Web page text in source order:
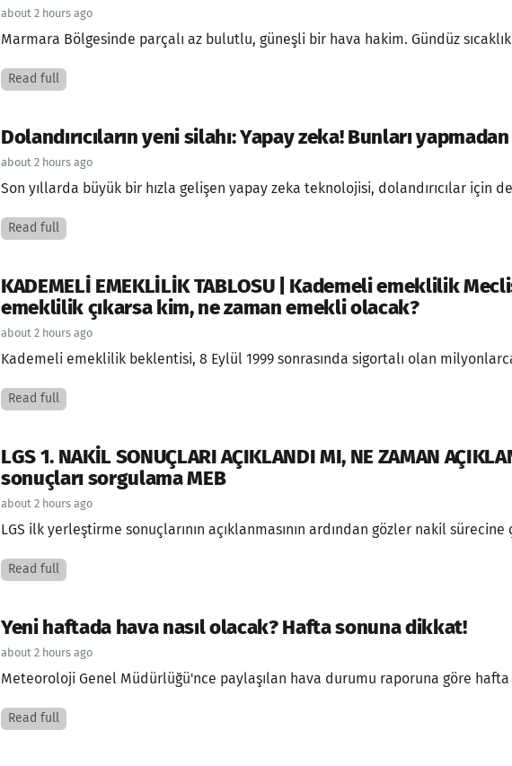
about 2 hours ago
Marmara Bölgesinde parçalı az bulutlu, güneşli bir hava hakim. Gündüz
Read full
Dolandırıcıların yeni silahı: Yapay zeka! Bunları
about 2 hours ago
Son yıllarda büyük bir hızla gelişen yapay zeka teknolojisi, dolandırıcılar için
Read full
KADEMELİ EMEKLİLİK TABLOSU | Kademeli emeklilik
emeklilik çıkarsa kim, ne zaman emekli olacak?
about 2 hours ago
Kademeli emeklilik beklentisi, 8 Eylül 1999 sonrasında sigortalı olan
Read full
LGS 1. NAKİL SONUÇLARI AÇIKLANDI MI, NE ZAMAN
sonuçları sorgulama MEB
about 2 hours ago
LGS ilk yerleştirme sonuçlarının açıklanmasının ardından gözler nakil
Read full
Yeni haftada hava nasıl olacak? Hafta sonuna dikkat!
about 2 hours ago
Meteoroloji Genel Müdürlüğü'nce paylaşılan hava durumu raporuna göre hafta
Read full